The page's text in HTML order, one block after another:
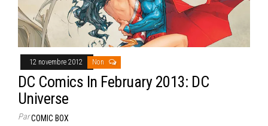
12 novembre 2012 Non
DC Comics In February 2013: DC
Universe
ParCOMIC BOX